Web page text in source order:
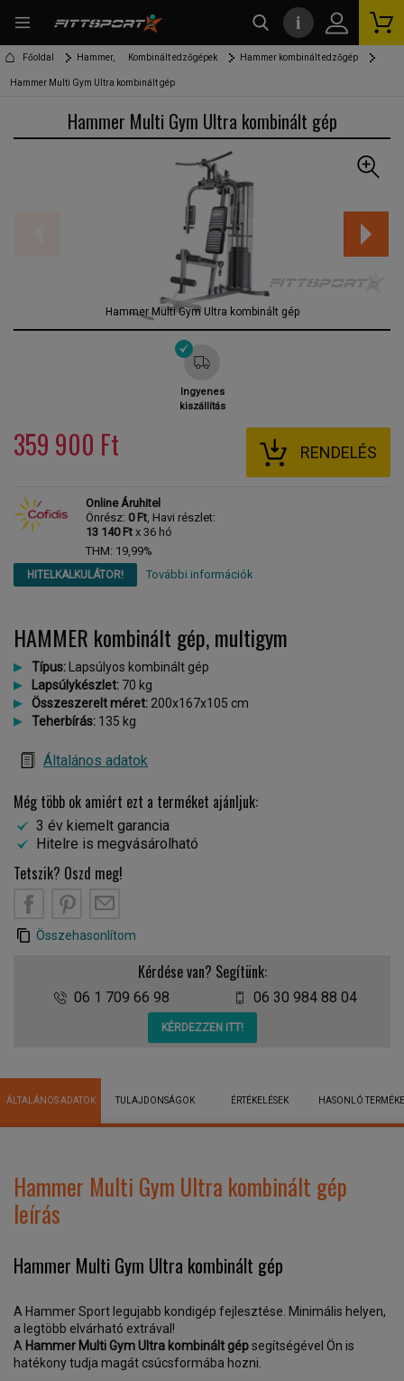
Főoldal Hammer, Kombinált edzőgépek Hammer kombinált edzőgép
Hammer Multi Gym Ultra kombinált gép
Hammer Multi Gym Ultra kombinált gép
Hammer Multi Gym Ultra kombinált gép
Ingyenes
kiszállítás
359 900 Ft RENDELÉS
Online Áruhitel
Önrész: 0 Ft, Havi részlet:
13 140 Ft x 36 hó
THM: 19,99%
HITELKALKULÁTOR! További információk
HAMMER kombinált gép, multigym
Típus: Lapsúlyos kombinált gép
Lapsúlykészlet: 70 kg
Összeszerelt méret: 200x167x105 cm
Teherbírás: 135 kg
Általános adatok
Még több ok amiért ezt a terméket ajánljuk:
3 év kiemelt garancia
Hitelre is megvásárolható
Tetszik? Oszd meg!
Összehasonlítom
Kérdése van? Segítünk:
06 1 709 66 98 06 30 984 88 04
KÉRDEZZEN ITT!
ÁLTALÁNOS ADATOK TULAJDONSÁGOK ÉRTÉKELÉSEK HASONLÓ
Hammer Multi Gym Ultra kombinált gép
leírás
Hammer Multi Gym Ultra kombinált gép
A Hammer Sport legujabb kondigép fejlesztése. Minimális helyen,
a legtöbb elvárható extrával!
A Hammer Multi Gym Ultra kombinált gépsegítségével Ön is
hatékony tudja magát csúcsformába hozni.
i
kereső